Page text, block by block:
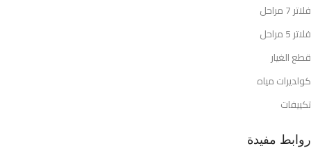
فلاتر 7 مراحل
فلاتر 5 مراحل
قطع الغيار
كولديرات مياه
تكييفات
روابط مفيدة